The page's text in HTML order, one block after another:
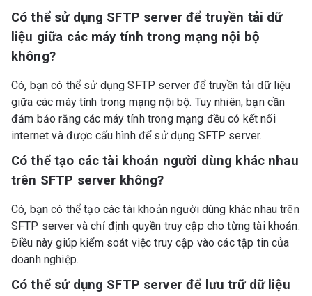
Có thể sử dụng SFTP server để truyền tải dữ
liệu giữa các máy tính trong mạng nội bộ
không?
Có, bạn có thể sử dụng SFTP server để truyền tải dữ liệu
giữa các máy tính trong mạng nội bộ. Tuy nhiên, bạn cần
đảm bảo rằng các máy tính trong mạng đều có kết nối
internet và được cấu hình để sử dụng SFTP server.
Có thể tạo các tài khoản người dùng khác nhau
trên SFTP server không?
Có, bạn có thể tạo các tài khoản người dùng khác nhau trên
SFTP server và chỉ định quyền truy cập cho từng tài khoản.
Điều này giúp kiểm soát việc truy cập vào các tập tin của
doanh nghiệp.
Có thể sử dụng SFTP server để lưu trữ dữ liệu